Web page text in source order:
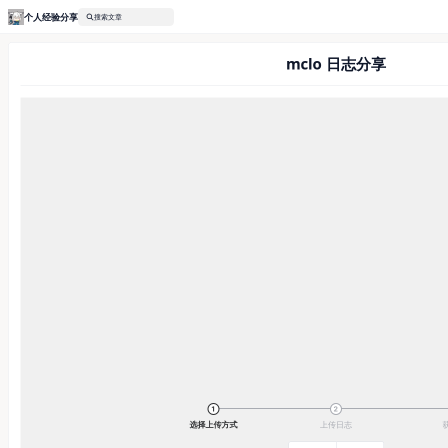
个人经验分享 搜索文章
mclo 日志分享
1
选择上传方式
2
上传日志